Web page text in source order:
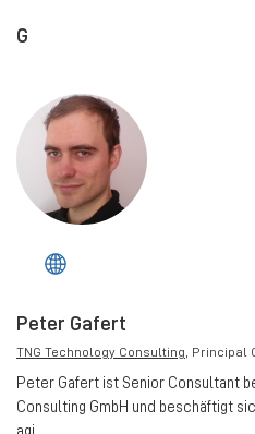
G
Peter Gafert
TNG Technology Consulting, Principal
Peter Gafert ist Senior Consultant
Consulting GmbH und beschäftigt
agi...